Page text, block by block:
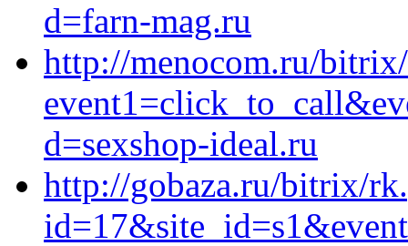
d=farn-mag.ru
http://menocom.ru/
d=sexshop-ideal.ru
http://gobaza.ru/bitrix/